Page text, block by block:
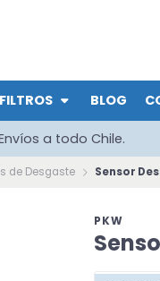
FILTROS BLOG
a todo Chile.
de Desgaste Sensor
PKW